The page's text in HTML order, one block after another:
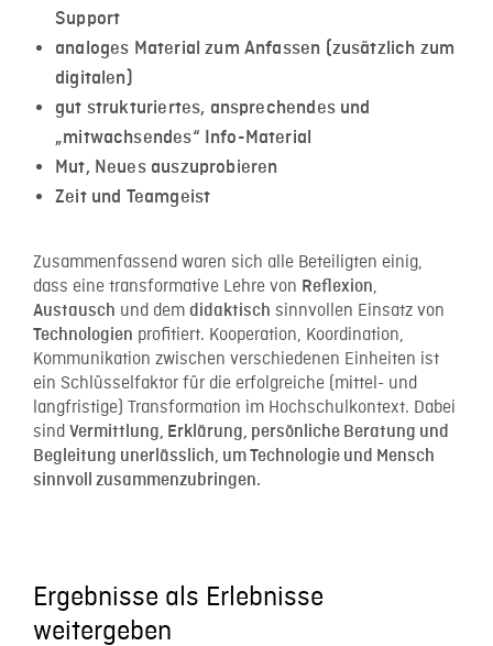
Support
analoges Material zum Anfassen (zusätzlich zum
digitalen)
gut strukturiertes, ansprechendes und
„mitwachsendes“ Info-Material
Mut, Neues auszuprobieren
Zeit und Teamgeist
Zusammenfassend waren sich alle Beteiligten einig,
dass eine transformative Lehre von Reflexion,
Austausch und dem didaktisch sinnvollen Einsatz von
Technologien profitiert. Kooperation, Koordination,
Kommunikation zwischen verschiedenen Einheiten ist
ein Schlüsselfaktor für die erfolgreiche (mittel- und
langfristige) Transformation im Hochschulkontext. Dabei
sind Vermittlung, Erklärung, persönliche Beratung und
Begleitung unerlässlich, um Technologie und Mensch
sinnvoll zusammenzubringen.
Ergebnisse als Erlebnisse
weitergeben